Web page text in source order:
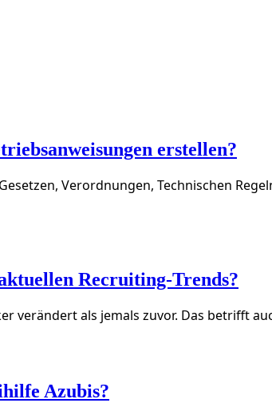
erstellen?
Verordnungen, Technischen
Recruiting-Trends?
verändert als jemals zuvor. Das betrifft
Azubis?